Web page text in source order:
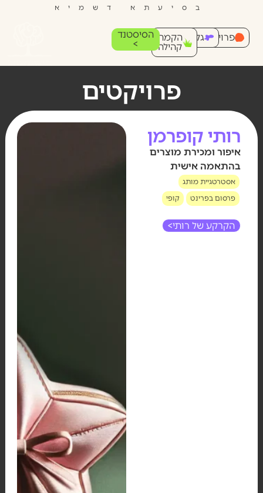
בסיעתא דשמיא
פרויקטיםגלריההקמת
קהילה
הסיסטנד
>
פרויקטים
רותי קופרמן
איפור ומכירת מוצרים
בהתאמה אישית
אסטרטגיית מותג
פרסום בפרינט קופי
הקרקע של רותי>